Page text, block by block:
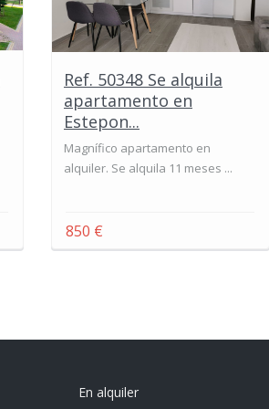
Ref. 50348 Se alquila
apartamento en
Estepon...
Magnífico apartamento en
alquiler. Se alquila 11 meses ...
850 €
En alquiler